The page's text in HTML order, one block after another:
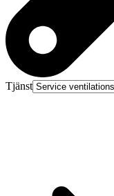
Tjänst